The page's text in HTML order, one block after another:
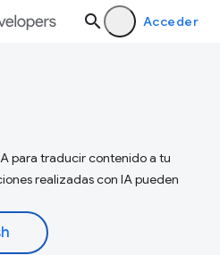
Acceder
para traducir contenido a tu
realizadas con IA pueden